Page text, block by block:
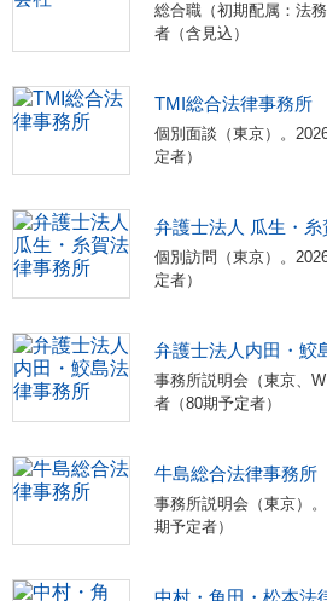
総合職（初期配属：法
者（含見込）
TMI総合法律事務所
個別面談（東京）。
定者）
弁護士法人 瓜生・
個別訪問（東京）。
定者）
弁護士法人内田・鮫
事務所説明会（東京、
者（80期予定者）
牛島総合法律事務所
事務所説明会（東京）
期予定者）